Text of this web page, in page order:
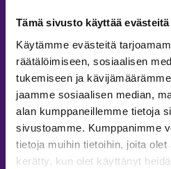
Tämä sivusto käyttää evästeitä
Käytämme evästeitä
räätälöimiseen, sosiaalisen
tukemiseen ja
jaamme sosiaalisen median,
alan kumppaneillemme tietoja
sivustoamme. Kumppanimme
tietoja muihin tietoihin, joita
kerätty, kun olet käyttänyt
SAPPEE
36450
Puh:020